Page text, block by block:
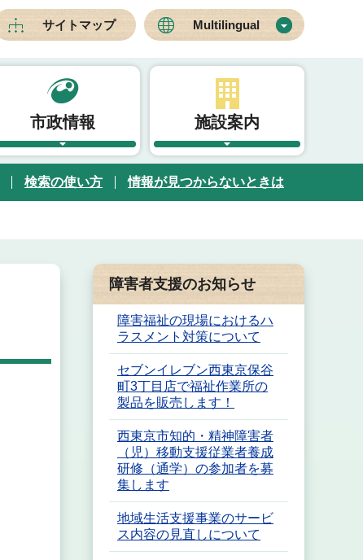
サイトマップ Multilingual
市政情報 施設案内
検索の使い方 情報が見つからないときは
障害者支援のお知らせ
障害福祉の現場におけるハ
ラスメント対策について
セブンイレブン西東京保谷
町3丁目店で福祉作業所の
製品を販売します！
西東京市知的・精神障害者
（児）移動支援従業者養成
研修（通学）の参加者を募
集します
地域生活支援事業のサービ
ス内容の見直しについて